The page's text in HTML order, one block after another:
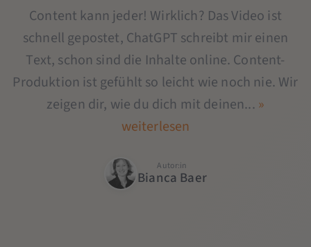
Content kann jeder! Wirklich? Das Video ist
schnell gepostet, ChatGPT schreibt mir einen
Text, schon sind die Inhalte online. Content-
Produktion ist gefühlt so leicht wie noch nie. Wir
zeigen dir, wie du dich mit deinen... »
weiterlesen
Autor:in
Bianca Baer